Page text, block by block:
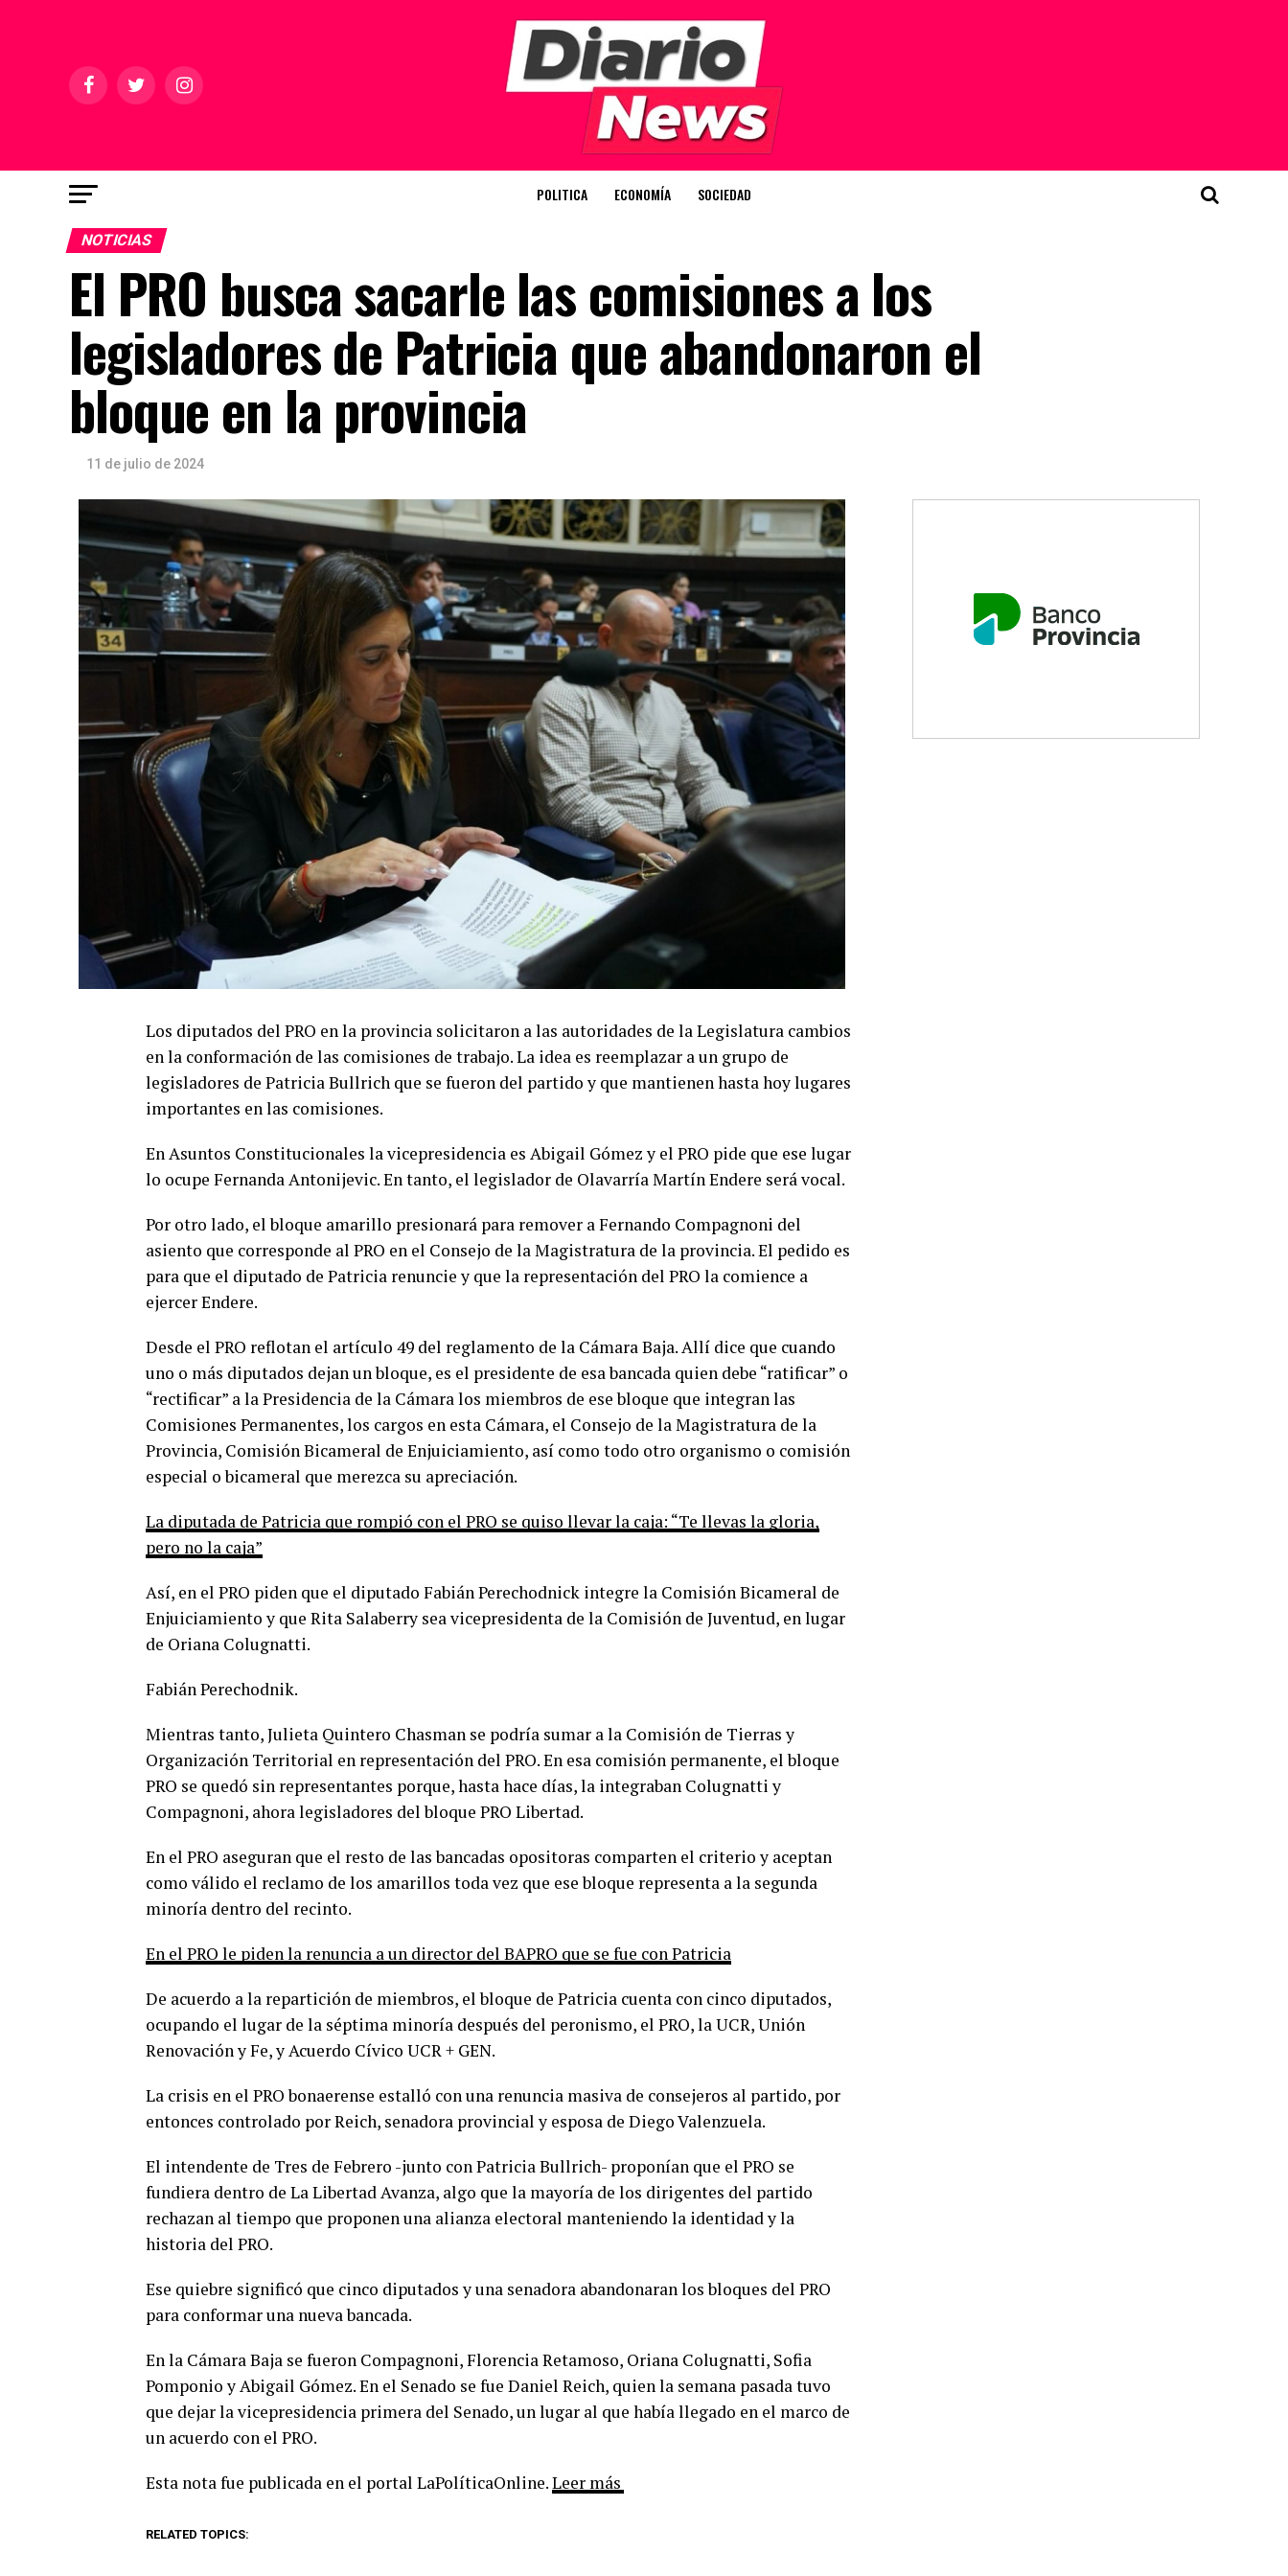
POLITICA ECONOMÍA SOCIEDAD
NOTICIAS
El PRO busca sacarle las comisiones a los
legisladores de Patricia que abandonaron el
bloque en la provincia
11 de julio de 2024
Los diputados del PRO en la provincia solicitaron a las autoridades de la Legislatura cambios
en la conformación de las comisiones de trabajo. La idea es reemplazar a un grupo de
legisladores de Patricia Bullrich que se fueron del partido y que mantienen hasta hoy lugares
importantes en las comisiones.
En Asuntos Constitucionales la vicepresidencia es Abigail Gómez y el PRO pide que ese lugar
lo ocupe Fernanda Antonijevic. En tanto, el legislador de Olavarría Martín Endere será vocal.
Por otro lado, el bloque amarillo presionará para remover a Fernando Compagnoni del
asiento que corresponde al PRO en el Consejo de la Magistratura de la provincia. El pedido es
para que el diputado de Patricia renuncie y que la representación del PRO la comience a
ejercer Endere.
Desde el PRO reflotan el artículo 49 del reglamento de la Cámara Baja. Allí dice que cuando
uno o más diputados dejan un bloque, es el presidente de esa bancada quien debe “ratificar” o
“rectificar” a la Presidencia de la Cámara los miembros de ese bloque que integran las
Comisiones Permanentes, los cargos en esta Cámara, el Consejo de la Magistratura de la
Provincia, Comisión Bicameral de Enjuiciamiento, así como todo otro organismo o comisión
especial o bicameral que merezca su apreciación.
La diputada de Patricia que rompió con el PRO se quiso llevar la caja: “Te llevas la gloria,
pero no la caja”
Así, en el PRO piden que el diputado Fabián Perechodnick integre la Comisión Bicameral de
Enjuiciamiento y que Rita Salaberry sea vicepresidenta de la Comisión de Juventud, en lugar
de Oriana Colugnatti.
Fabián Perechodnik.
Mientras tanto, Julieta Quintero Chasman se podría sumar a la Comisión de Tierras y
Organización Territorial en representación del PRO. En esa comisión permanente, el bloque
PRO se quedó sin representantes porque, hasta hace días, la integraban Colugnatti y
Compagnoni, ahora legisladores del bloque PRO Libertad.
En el PRO aseguran que el resto de las bancadas opositoras comparten el criterio y aceptan
como válido el reclamo de los amarillos toda vez que ese bloque representa a la segunda
minoría dentro del recinto.
En el PRO le piden la renuncia a un director del BAPRO que se fue con Patricia
De acuerdo a la repartición de miembros, el bloque de Patricia cuenta con cinco diputados,
ocupando el lugar de la séptima minoría después del peronismo, el PRO, la UCR, Unión
Renovación y Fe, y Acuerdo Cívico UCR + GEN.
La crisis en el PRO bonaerense estalló con una renuncia masiva de consejeros al partido, por
entonces controlado por Reich, senadora provincial y esposa de Diego Valenzuela.
El intendente de Tres de Febrero -junto con Patricia Bullrich- proponían que el PRO se
fundiera dentro de La Libertad Avanza, algo que la mayoría de los dirigentes del partido
rechazan al tiempo que proponen una alianza electoral manteniendo la identidad y la
historia del PRO.
Ese quiebre significó que cinco diputados y una senadora abandonaran los bloques del PRO
para conformar una nueva bancada.
En la Cámara Baja se fueron Compagnoni, Florencia Retamoso, Oriana Colugnatti, Sofia
Pomponio y Abigail Gómez. En el Senado se fue Daniel Reich, quien la semana pasada tuvo
que dejar la vicepresidencia primera del Senado, un lugar al que había llegado en el marco de
un acuerdo con el PRO.
Esta nota fue publicada en el portal LaPolíticaOnline.Leer más
RELATED TOPICS: